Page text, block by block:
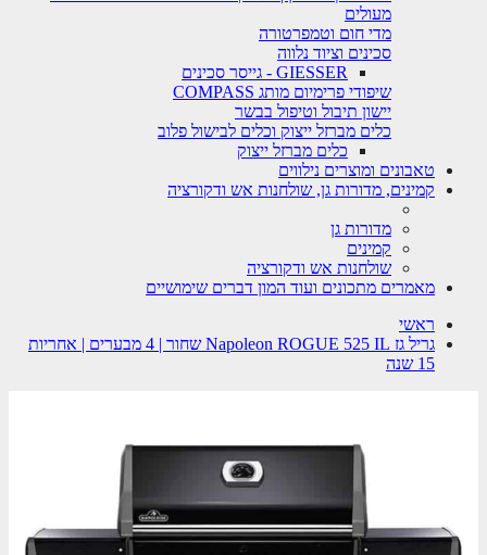
מעולים
מדי חום וטמפרטורה
סכינים וציוד נלווה
GIESSER - גייסר סכינים
שיפודי פרימיום מותג COMPASS
יישון תיבול וטיפול בבשר
כלים מברזל ייצוק וכלים לבישול פלוב
כלים מברזל ייצוק
טאבונים ומוצרים נילווים
קמינים, מדורות גן, שולחנות אש ודקורציה
מדורות גן
קמינים
שולחנות אש ודקורציה
מאמרים מתכונים ועוד המון דברים שימושיים
ראשי
גריל גז Napoleon ROGUE 525 IL שחור | 4 מבערים | אחריות